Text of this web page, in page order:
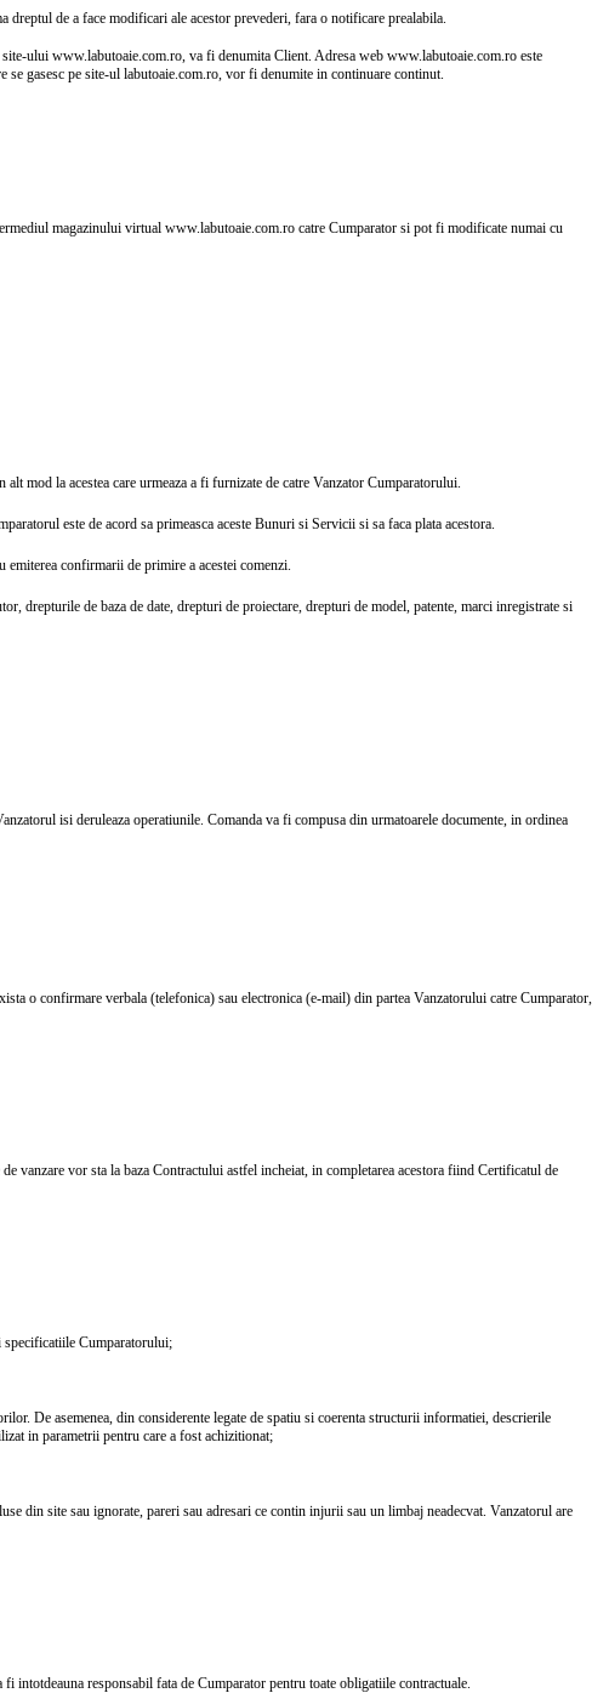
dreptul de a face modificari ale acestor prevederi, fara o notificare prealabila.
ului www.labutoaie.com.ro, va fi denumita Client. Adresa web www.labutoaie.com.ro este
gasesc pe site-ul labutoaie.com.ro, vor fi denumite in continuare continut.
magazinului virtual www.labutoaie.com.ro catre Cumparator si pot fi modificate numai cu
mod la acestea care urmeaza a fi furnizate de catre Vanzator Cumparatorului.
este de acord sa primeasca aceste Bunuri si Servicii si sa faca plata acestora.
confirmarii de primire a acestei comenzi.
drepturile de baza de date, drepturi de proiectare, drepturi de model, patente, marci inregistrate si
isi deruleaza operatiunile. Comanda va fi compusa din urmatoarele documente, in ordinea
o confirmare verbala (telefonica) sau electronica (e-mail) din partea Vanzatorului catre Cumparator,
vanzare vor sta la baza Contractului astfel incheiat, in completarea acestora fiind Certificatul de
specificatiile Cumparatorului;
De asemenea, din considerente legate de spatiu si coerenta structurii informatiei, descrierile
in parametrii pentru care a fost achizitionat;
din site sau ignorate, pareri sau adresari ce contin injurii sau un limbaj neadecvat. Vanzatorul are
intotdeauna responsabil fata de Cumparator pentru toate obligatiile contractuale.